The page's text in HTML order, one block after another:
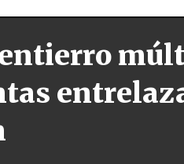
e
s
r